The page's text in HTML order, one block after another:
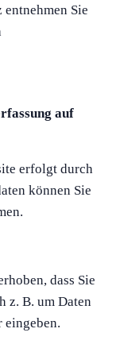
Sie
auf
erfolgt durch
können Sie
dass Sie
z. B. um Daten